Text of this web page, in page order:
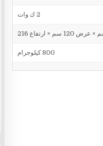
2 ك وات
800 كيلوجرام